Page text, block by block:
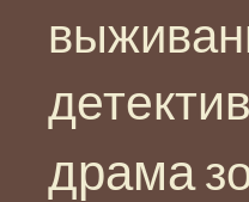
детектив
драма